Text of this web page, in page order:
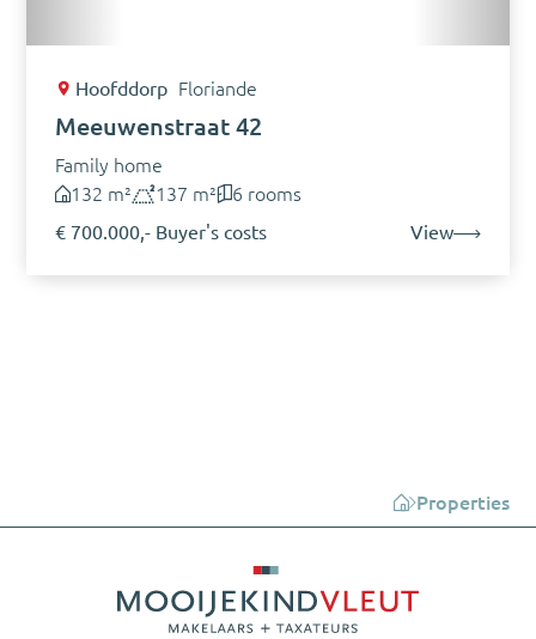
Hoofddorp Floriande
Meeuwenstraat 42
Family home
132 m²
137 m²
6 rooms
€ 700.000,- Buyer's costs
View
Properties